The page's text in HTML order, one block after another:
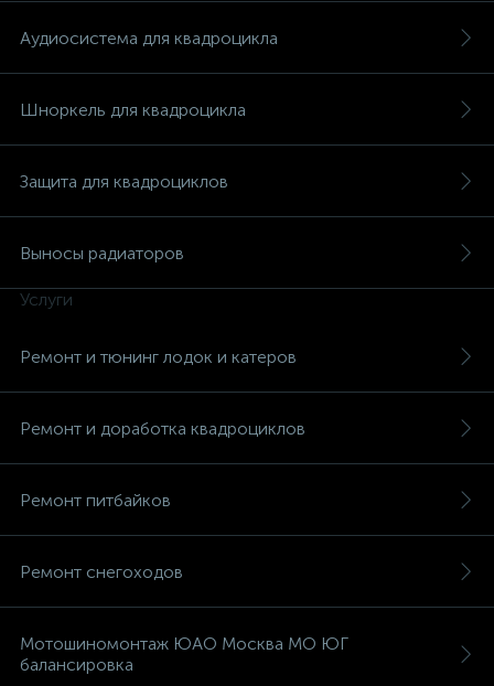
Аудиосистема для квадроцикла
Шноркель для квадроцикла
Защита для квадроциклов
Выносы радиаторов
Услуги
Ремонт и тюнинг лодок и катеров
Ремонт и доработка квадроциклов
Ремонт питбайков
Ремонт снегоходов
Мотошиномонтаж ЮАО Москва МО ЮГ
балансировка